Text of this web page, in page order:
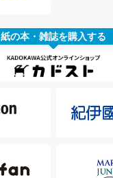
紙の本・雑誌を購入する